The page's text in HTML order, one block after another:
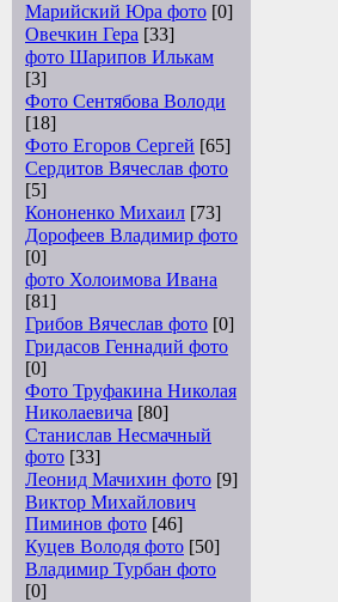
Марийский Юра фото [0]
Овечкин Гера [33]
фото Шарипов Илькам
[3]
Фото Сентябова Володи
[18]
Фото Егоров Сергей [65]
Сердитов Вячеслав фото
[5]
Кононенко Михаил [73]
Дорофеев Владимир фото
[0]
фото Холоимова Ивана
[81]
Грибов Вячеслав фото [0]
Гридасов Геннадий фото
[0]
Фото Труфакина Николая
Николаевича [80]
Станислав Несмачный
фото [33]
Леонид Мачихин фото [9]
Виктор Михайлович
Пиминов фото [46]
Куцев Володя фото [50]
Владимир Турбан фото
[0]